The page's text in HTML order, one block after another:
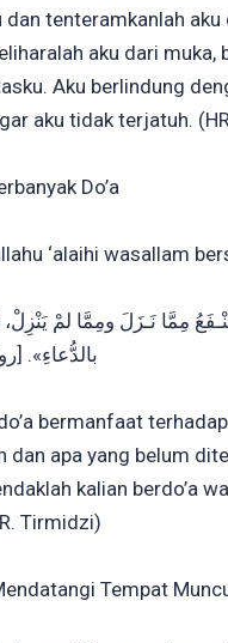
tenteramkanlah aku
aku dari muka,
Aku berlindung
aku tidak terjatuh.
Do’a
‘alaihi wasallam
مِمَّا نَـزَلَ ومِمَّا لمْ يَنْزِلْ،
بالدُّعاءِ».
bermanfaat
dan apa yang belum
kalian berdo’a
Tirmidzi)
Tempat